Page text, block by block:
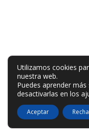
Utilizamos cookies
nuestra web.
Puedes aprender
desactivarlas en los
Aceptar